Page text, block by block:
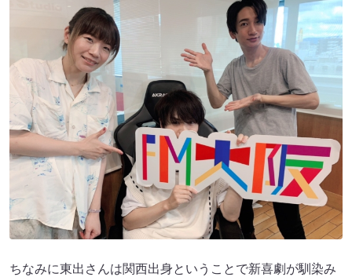
ちなみに東出さんは関西出身ということで新喜劇が馴染み